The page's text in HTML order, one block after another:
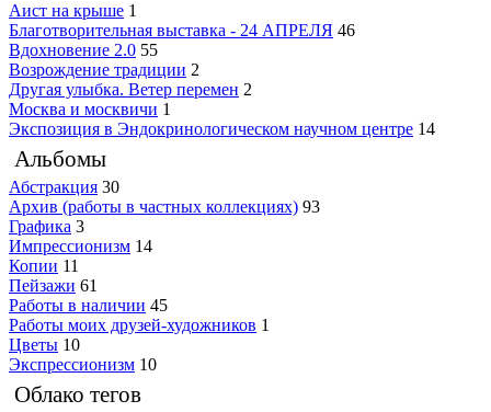
Аист на крыше 1
Благотворительная выставка - 24 АПРЕЛЯ 46
Вдохновение 2.0 55
Возрождение традиции 2
Другая улыбка. Ветер перемен 2
Москва и москвичи 1
Экспозиция в Эндокринологическом научном центре 14
Альбомы
Абстракция 30
Архив (работы в частных коллекциях) 93
Графика 3
Импрессионизм 14
Копии 11
Пейзажи 61
Работы в наличии 45
Работы моих друзей-художников 1
Цветы 10
Экспрессионизм 10
Облако тегов